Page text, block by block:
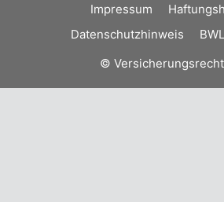
Impressum
Datenschutzhinweis
©